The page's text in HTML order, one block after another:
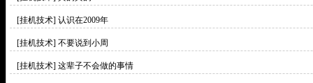
[挂机技术] 认识在2009年
[挂机技术] 不要说到小周
[挂机技术] 这辈子不会做的事情